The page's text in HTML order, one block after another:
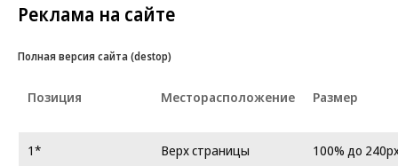
Реклама на сайте
Полная версия сайта (destop)
Позиция Месторасположение Размер
1* Верх страницы
100% до